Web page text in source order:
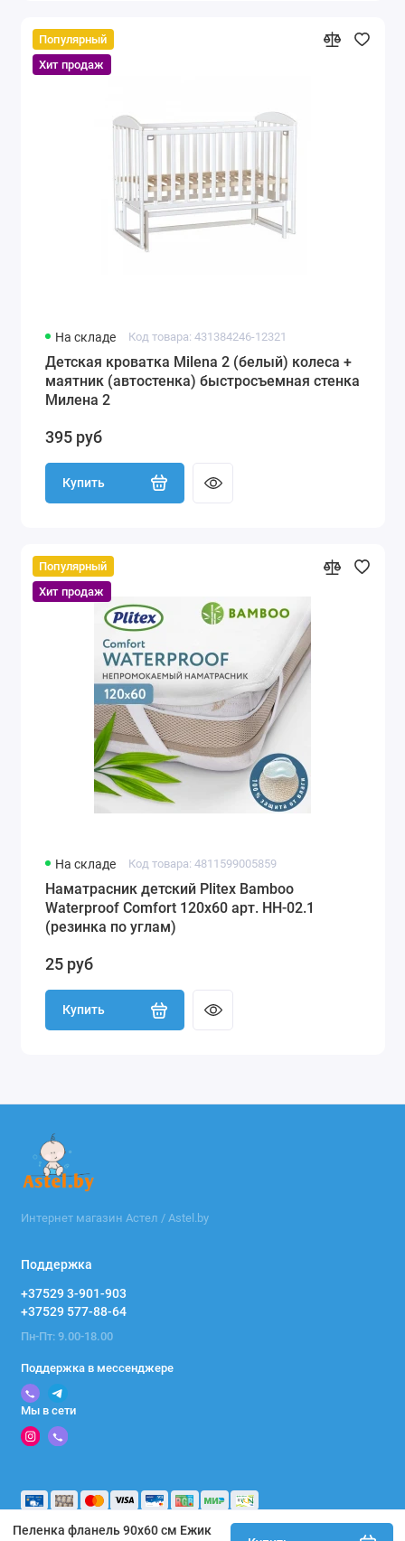
Пеленка фланель 90х60 см Ежик
Популярный
Хит продаж
На складе Код товара: 431384246-12321
Детская кроватка Milena 2 (белый) колеса +
маятник (автостенка) быстросъемная стенка
Милена 2
395 руб
Купить
Популярный
Хит продаж
На складе Код товара: 4811599005859
Наматрасник детский Plitex Bamboo
Waterproof Comfort 120х60 арт. НН-02.1
(резинка по углам)
25 руб
Купить
Интернет магазин Астел / Astel.by
Поддержка
+37529 3-901-903
+37529 577-88-64
Пн-Пт: 9.00-18.00
Поддержка в мессенджере
Мы в сети